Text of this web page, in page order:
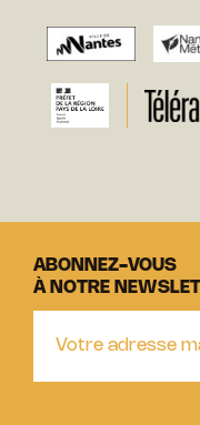
ABONNEZ-VOUS
À NOTRE